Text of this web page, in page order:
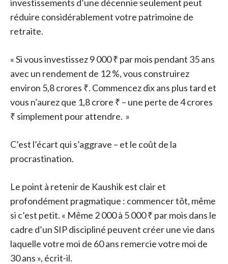
investissements d’une décennie seulement peut
réduire considérablement votre patrimoine de
retraite.
« Si vous investissez 9 000 ₹ par mois pendant 35 ans
avec un rendement de 12 %, vous construirez
environ 5,8 crores ₹. Commencez dix ans plus tard et
vous n’aurez que 1,8 crore ₹ – une perte de 4 crores
₹ simplement pour attendre. »
C’est l’écart qui s’aggrave – et le coût de la
procrastination.
Le point à retenir de Kaushik est clair et
profondément pragmatique : commencer tôt, même
si c’est petit. « Même 2 000 à 5 000 ₹ par mois dans le
cadre d’un SIP discipliné peuvent créer une vie dans
laquelle votre moi de 60 ans remercie votre moi de
30 ans », écrit-il.